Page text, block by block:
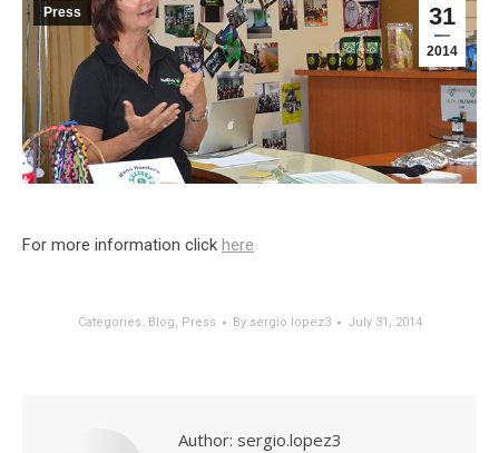
31
2014
Press
For more information click here
Categories: Blog, Press By sergio.lopez3 July 31, 2014
Author: sergio.lopez3